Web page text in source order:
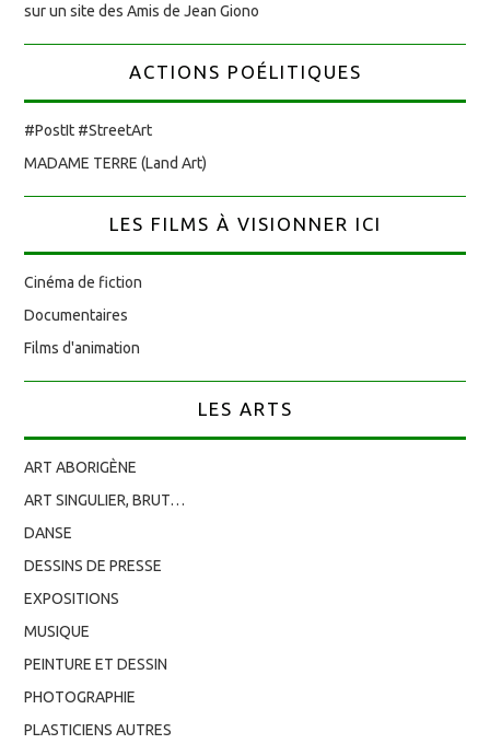
sur un site des Amis de Jean Giono
ACTIONS POÉLITIQUES
#PostIt #StreetArt
MADAME TERRE (Land Art)
LES FILMS À VISIONNER ICI
Cinéma de fiction
Documentaires
Films d'animation
LES ARTS
ART ABORIGÈNE
ART SINGULIER, BRUT…
DANSE
DESSINS DE PRESSE
EXPOSITIONS
MUSIQUE
PEINTURE ET DESSIN
PHOTOGRAPHIE
PLASTICIENS AUTRES